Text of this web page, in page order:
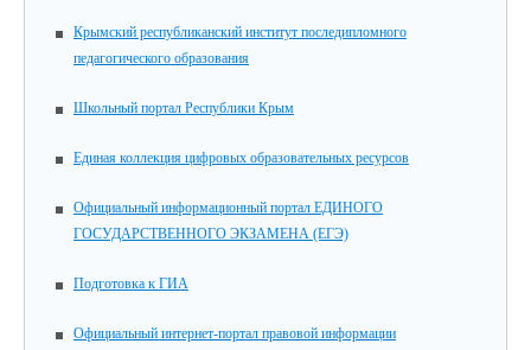
Крымский республиканский институт последипломного
педагогического образования
Школьный портал Республики Крым
Единая коллекция цифровых образовательных ресурсов
Официальный информационный портал ЕДИНОГО
ГОСУДАРСТВЕННОГО ЭКЗАМЕНА (ЕГЭ)
Подготовка к ГИА
Официальный интернет-портал правовой информации